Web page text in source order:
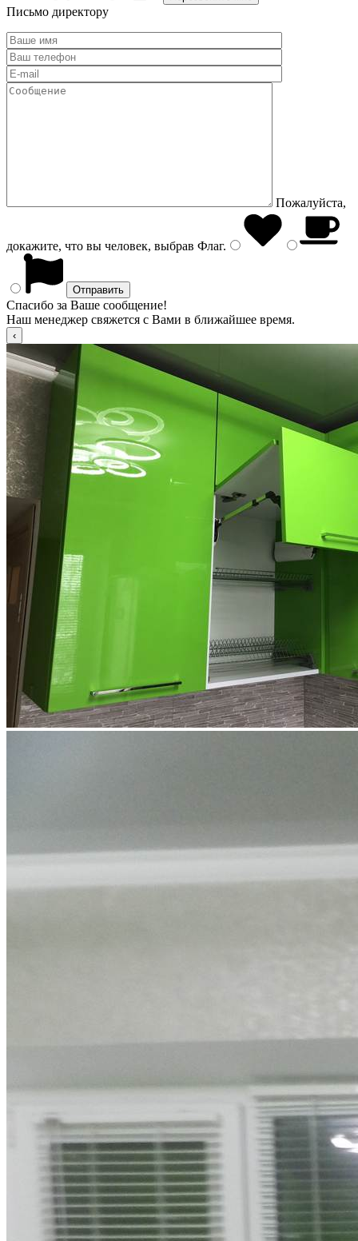
Письмо директору
Пожалуйста,
докажите, что вы человек, выбрав Флаг.
Спасибо за Ваше сообщение!
Наш менеджер свяжется с Вами в ближайшее время.